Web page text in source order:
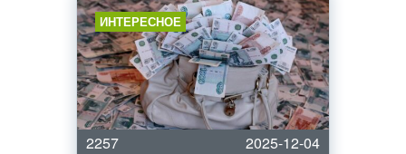
ИНТЕРЕСНОЕ
2257
2025-12-04